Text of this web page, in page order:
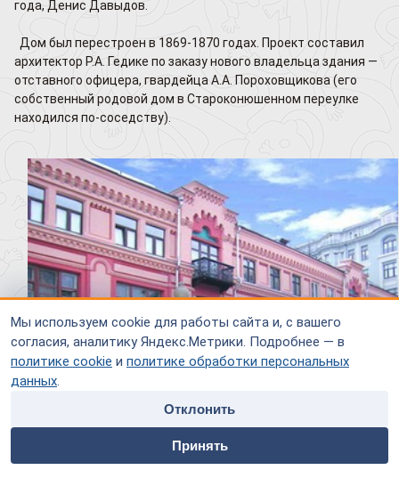
Мы используем cookie для работы сайта и, с вашего
согласия, аналитику Яндекс.Метрики. Подробнее — в
политике cookie и политике обработки персональных
данных.
Отклонить
Принять
home people
Специалисты
payment contacts
года, Денис Давыдов.
Дом был перестроен в 1869-1870 годах. Проект составил
архитектор Р.А. Гедике по заказу нового владельца здания —
отставного офицера, гвардейца А.А. Пороховщикова (его
собственный родовой дом в Староконюшенном переулке
находился по-соседству).
Построенный кирпичный дом, на тот момент, резко